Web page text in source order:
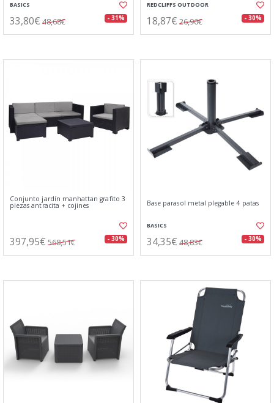
BASICS
33,80€ 48,68€ - 31%
REDCLIFFS OUTDOOR
18,87€ 26,96€ - 30%
Conjunto jardín manhattan grafito 3
piezas antracita + cojines
397,95€ 568,51€ - 30%
Base parasol metal plegable 4 patas
BASICS
34,35€ 48,83€ - 30%